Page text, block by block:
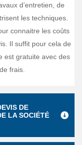
d’entretien, de
les techniques.
connaitre les coûts
Il suffit pour cela de
est gratuite avec des
frais.
DE
LA SOCIÉTÉ